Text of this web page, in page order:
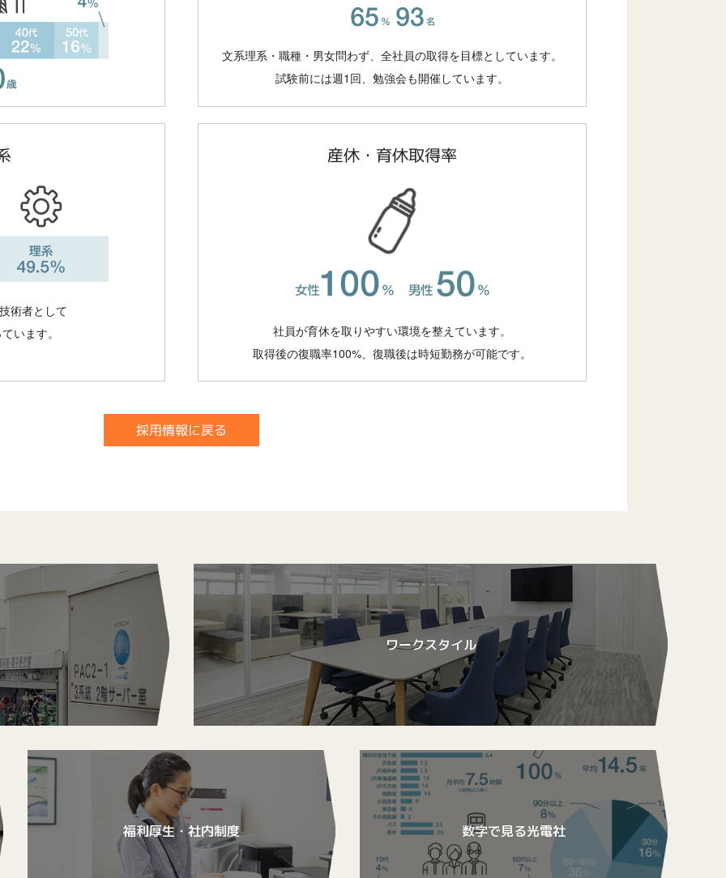
文系理系・職種・男女問わず、全社員の取得を目標としています。
試験前には週1回、勉強会も開催しています。
術者として
います。
産休・育休取得率
社員が育休を取りやすい環境を整えています。
取得後の復職率100%、復職後は時短勤務が可能です。
採用情報に戻る
ワークスタイル
福利厚生・社内制度 数字で見る光電社